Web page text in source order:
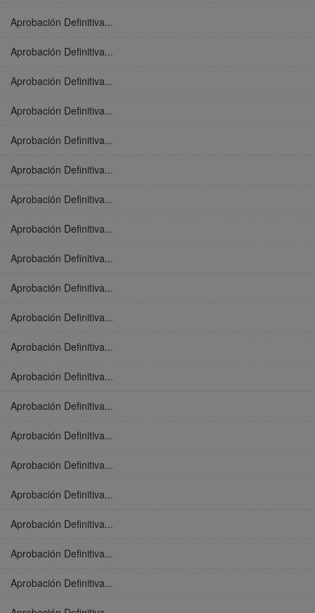
Aprobación Definitiva...
Aprobación Definitiva...
Aprobación Definitiva...
Aprobación Definitiva...
Aprobación Definitiva...
Aprobación Definitiva...
Aprobación Definitiva...
Aprobación Definitiva...
Aprobación Definitiva...
Aprobación Definitiva...
Aprobación Definitiva...
Aprobación Definitiva...
Aprobación Definitiva...
Aprobación Definitiva...
Aprobación Definitiva...
Aprobación Definitiva...
Aprobación Definitiva...
Aprobación Definitiva...
Aprobación Definitiva...
Aprobación Definitiva...